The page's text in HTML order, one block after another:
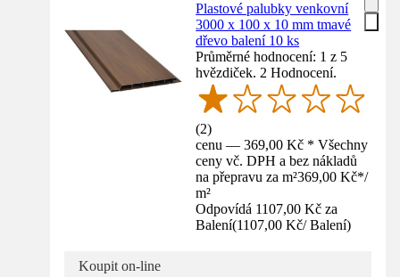
Plastové palubky venkovní
3000 x 100 x 10 mm tmavé
dřevo balení 10 ks
Průměrné hodnocení: 1 z 5
hvězdiček. 2 Hodnocení.
(2)
cenu — 369,00 Kč * Všechny
ceny vč. DPH a bez nákladů
na přepravu za m²369,00 Kč*/
m²
Odpovídá 1107,00 Kč za
Balení(1107,00 Kč/ Balení)
Koupit on-line